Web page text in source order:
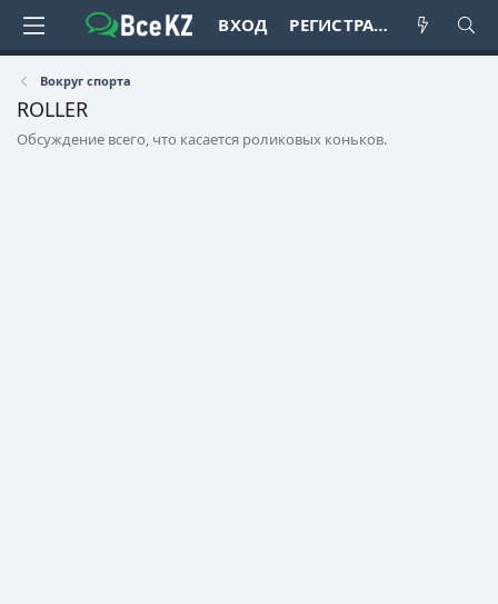
ВХОД РЕГИСТРАЦИЯ
Вокруг спорта
ROLLER
Обсуждение всего, что касается роликовых коньков.